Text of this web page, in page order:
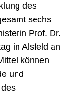
des
sechs
Prof. Dr.
in Alsfeld an
können
und